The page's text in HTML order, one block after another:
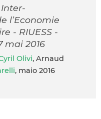
l’Economie
- RIUESS -
mai 2016
Olivi, Arnaud
, maio 2016